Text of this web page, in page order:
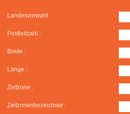
Landesvorwahl :
Postleitzahl :
Breite :
Länge :
Zeitzone :
Zeitzonenbezeichner :